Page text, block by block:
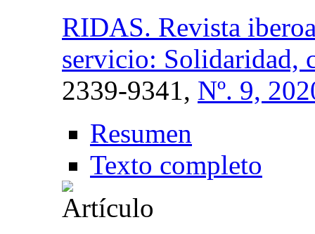
RIDAS. Revista
servicio: Solidaridad,
2339-9341, Nº. 9,
Resumen
Texto completo